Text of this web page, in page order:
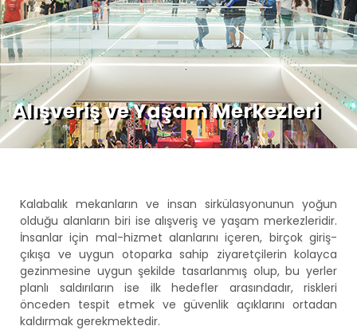
Alışveriş ve Yaşam Merkezleri
Kalabalık mekanların ve insan sirkülasyonunun yoğun
olduğu alanların biri ise alışveriş ve yaşam merkezleridir.
İnsanlar için mal-hizmet alanlarını içeren, birçok giriş-
çıkışa ve uygun otoparka sahip ziyaretçilerin kolayca
gezinmesine uygun şekilde tasarlanmış olup, bu yerler
planlı saldırıların ise ilk hedefler arasındadır, riskleri
önceden tespit etmek ve güvenlik açıklarını ortadan
kaldırmak gerekmektedir.